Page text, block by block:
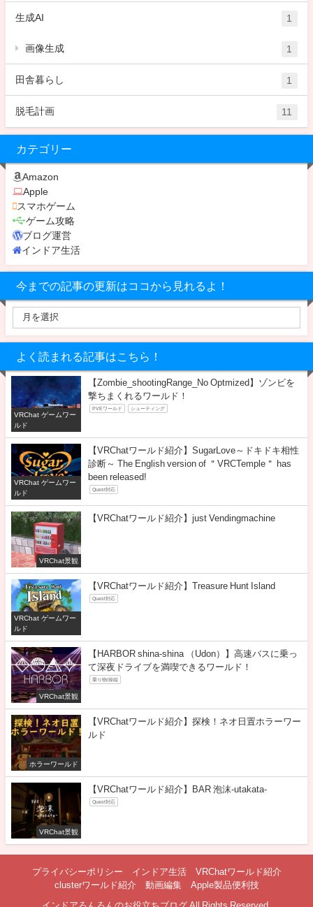
生成AI 1
画像生成 1
田舎暮らし 1
脱毛計画 11
カテゴリー
Amazon
Apple
スマホゲーム
ゲーム攻略
ブログ運営
インドア生活
今までの記事の更新はココから見れるよ！
よく読まれる記事はこちら！
VRChat ゲームワー
ルド
【Zombie_shootingRange_No Optmized】ゾンビを
撃ちまくれるワールド！
PVEワールド シューティング
VRChat ゲームワー
ルド
【VRChatワールド紹介】SugarLove～ドキドキ相性
診断～ The English version of ＂VRCTemple＂ has
been releasedǃ
Quest対応
VRChat景観
【VRChatワールド紹介】just Vendingmachine
VRChat ゲームワー
ルド
【VRChatワールド紹介】Treasure Hunt Island
Quest対応
VRChat景観
【HARBOR shina-shina （Udon）】高速バスに乗っ
て深夜ドライブを満喫できるワールド！
乗り物/操縦
ホラーワールド
【VRChatワールド紹介】探検！ネオ日置ホラーワー
ルド
VRChat景観
【VRChatワールド紹介】BAR 泡沫-utakata-
Quest対応
プライバシーポリシー インドア生活
VRChatワールド紹介
clusterワールド紹介
動画編集 Apple製品便利技